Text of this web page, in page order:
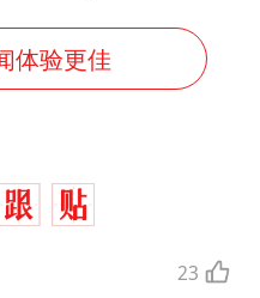
体验更佳
23